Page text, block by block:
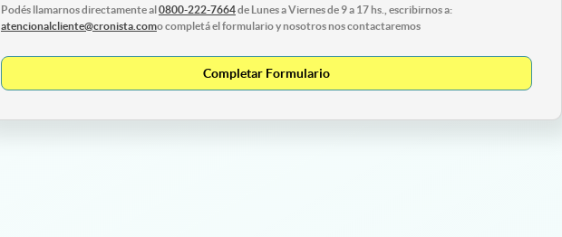
Podés llamarnos directamente al0800-222-7664de Lunes a Viernes de 9 a 17 hs., escribirnos a:
atencionalcliente@cronista.como completá el formulario y nosotros nos contactaremos
Completar Formulario